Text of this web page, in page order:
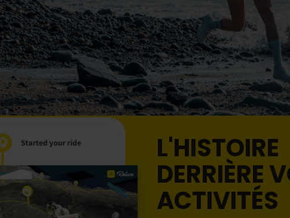
L'HISTOIRE
DERRIÈRE
ACTIVITÉS